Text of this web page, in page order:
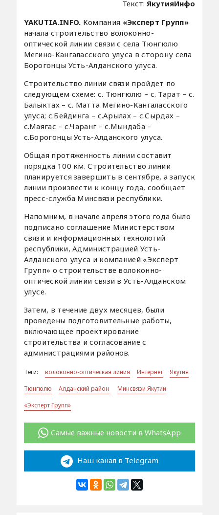
Текст: ЯкутияИнфо
YAKUTIA.INFO. Компания «Эксперт Групп»
начала строительство волоконно-
оптической линии связи с села Тюнгюлю
Мегино-Кангаласского улуса в сторону села
Борогонцы Усть-Алданского улуса.
Строительство линии связи пройдет по
следующем схеме: с. Тюнгюлю – с. Тарат – с.
Балыктах – с. Матта Мегино-Кангаласского
улуса; с.Бейдинга – с.Арылах – с.Сырдах –
с.Маягас – с.Чаранг – с.Мындаба –
с.Борогонцы Усть-Алданского улуса.
Общая протяженность линии составит
порядка 100 км. Строительство линии
планируется завершить в сентябре, а запуск
линии произвести к концу года, сообщает
пресс-служба Минсвязи республики.
Напомним, в начале апреля этого года было
подписано соглашение Министерством
связи и информационных технологий
республики, Администрацией Усть-
Алданского улуса и компанией «Эксперт
Групп» о строительстве волоконно-
оптической линии связи в Усть-Алданском
улусе.
Затем, в течение двух месяцев, были
проведены подготовительные работы,
включающее проектирование
строительства и согласование с
администрациями районов.
Теги: волоконно-оптическая линия Интернет
Якутия
Тюнгюлю
Алданский район
Минсвязи Якутии
«Эксперт Групп»
Самые важные новости в WhatsApp
Наш канал в Telegram